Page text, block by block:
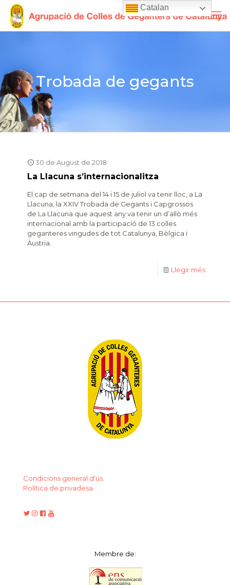
Trobada de gegants
30 de August de 2018
La Llacuna s’internacionalitza
El cap de setmana del 14 i 15 de juliol va tenir lloc, a La
Llacuna, la XXIV Trobada de Gegants i Capgrossos
de La Llacuna que aquest any va tenir un d’allò més
internacional amb la participació de 13 colles
geganteres vingudes de tot Catalunya, Bèlgica i
Àustria.
Llegir més
Condicions general d'ús.
Política de privadesa.
Membre de:
Catalan